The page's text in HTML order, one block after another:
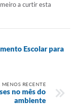
a curtir esta
Escolar para
RECENTE
no mês do
ambiente